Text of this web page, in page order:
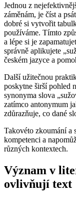
Jednou z
záměnám, je číst a
dobré si vytvořit
používáme. Tímto
a lépe si je
správně aplikujete
českém jazyce a
Další užitečnou
poskytne širší pohled
synonyma slova
zatímco antonymum
zdůrazňuje, co dané
Takovéto zkoumání a
kompetenci a
různých kontextech.
Význam v
ovlivňují text